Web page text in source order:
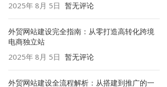
2025年 8月 5日 暂无评论
外贸网站建设完全指南：从零打造高转化跨境
电商独立站
2025年 8月 5日 暂无评论
外贸网站建设全流程解析：从搭建到推广的一